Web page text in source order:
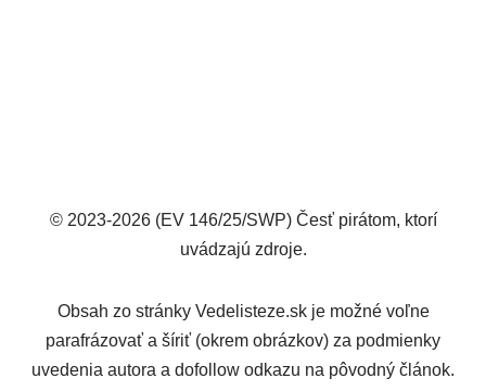
© 2023-2026 (EV 146/25/SWP) Česť pirátom, ktorí
uvádzajú zdroje.
Obsah zo stránky Vedelisteze.sk je možné voľne
parafrázovať a šíriť (okrem obrázkov) za podmienky
uvedenia autora a dofollow odkazu na pôvodný článok.